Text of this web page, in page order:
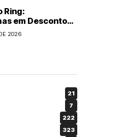
Ring:
em Desconto
2026
21
7
222
323